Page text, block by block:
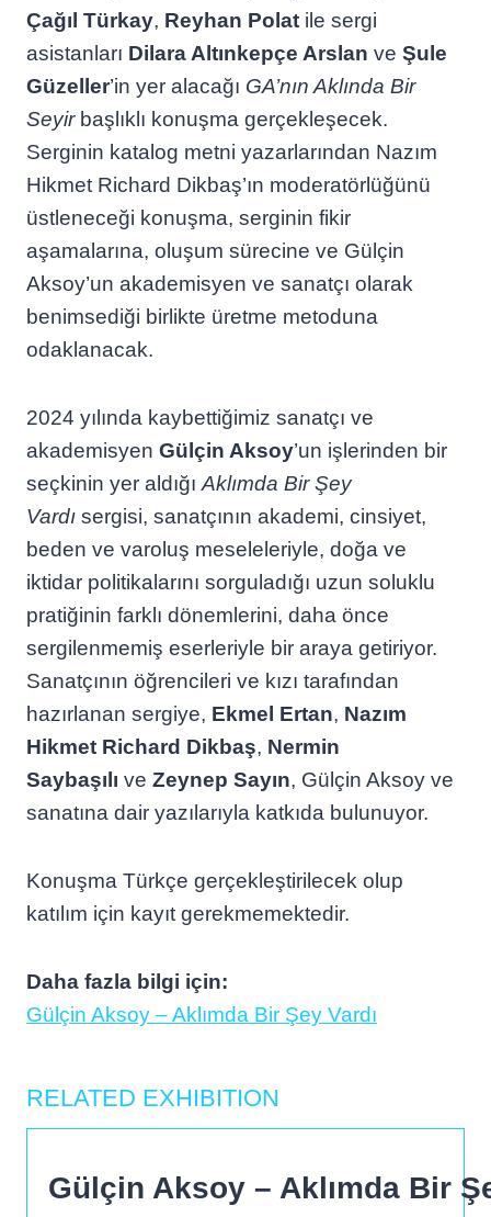
Çağıl Türkay, Reyhan Polat ile sergi
asistanları Dilara Altınkepçe Arslan ve Şule
Güzeller’in yer alacağı GA’nın Aklında Bir
Seyirbaşlıklı konuşma gerçekleşecek.
Serginin katalog metni yazarlarından Nazım
Hikmet Richard Dikbaş’ın moderatörlüğünü
üstleneceği konuşma, serginin fikir
aşamalarına, oluşum sürecine ve Gülçin
Aksoy’un akademisyen ve sanatçı olarak
benimsediği birlikte üretme metoduna
odaklanacak.
2024 yılında kaybettiğimiz sanatçı ve
akademisyen Gülçin Aksoy’un işlerinden bir
seçkinin yer aldığı Aklımda Bir Şey
Vardı sergisi, sanatçının akademi, cinsiyet,
beden ve varoluş meseleleriyle, doğa ve
iktidar politikalarını sorguladığı uzun soluklu
pratiğinin farklı dönemlerini, daha önce
sergilenmemiş eserleriyle bir araya getiriyor.
Sanatçının öğrencileri ve kızı tarafından
hazırlanan sergiye, Ekmel Ertan, Nazım
Hikmet Richard Dikbaş, Nermin
Saybaşılı ve Zeynep Sayın, Gülçin Aksoy ve
sanatına dair yazılarıyla katkıda bulunuyor.
Konuşma Türkçe gerçekleştirilecek olup
katılım için kayıt gerekmemektedir.
Daha fazla bilgi için:
Gülçin Aksoy – Aklımda Bir Şey Vardı
RELATED EXHIBITION
Gülçin Aksoy – Aklımda Bir